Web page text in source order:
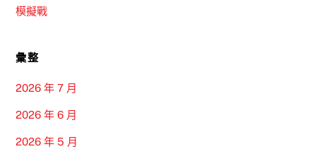
模擬戰
彙整
2026 年 7 月
2026 年 6 月
2026 年 5 月